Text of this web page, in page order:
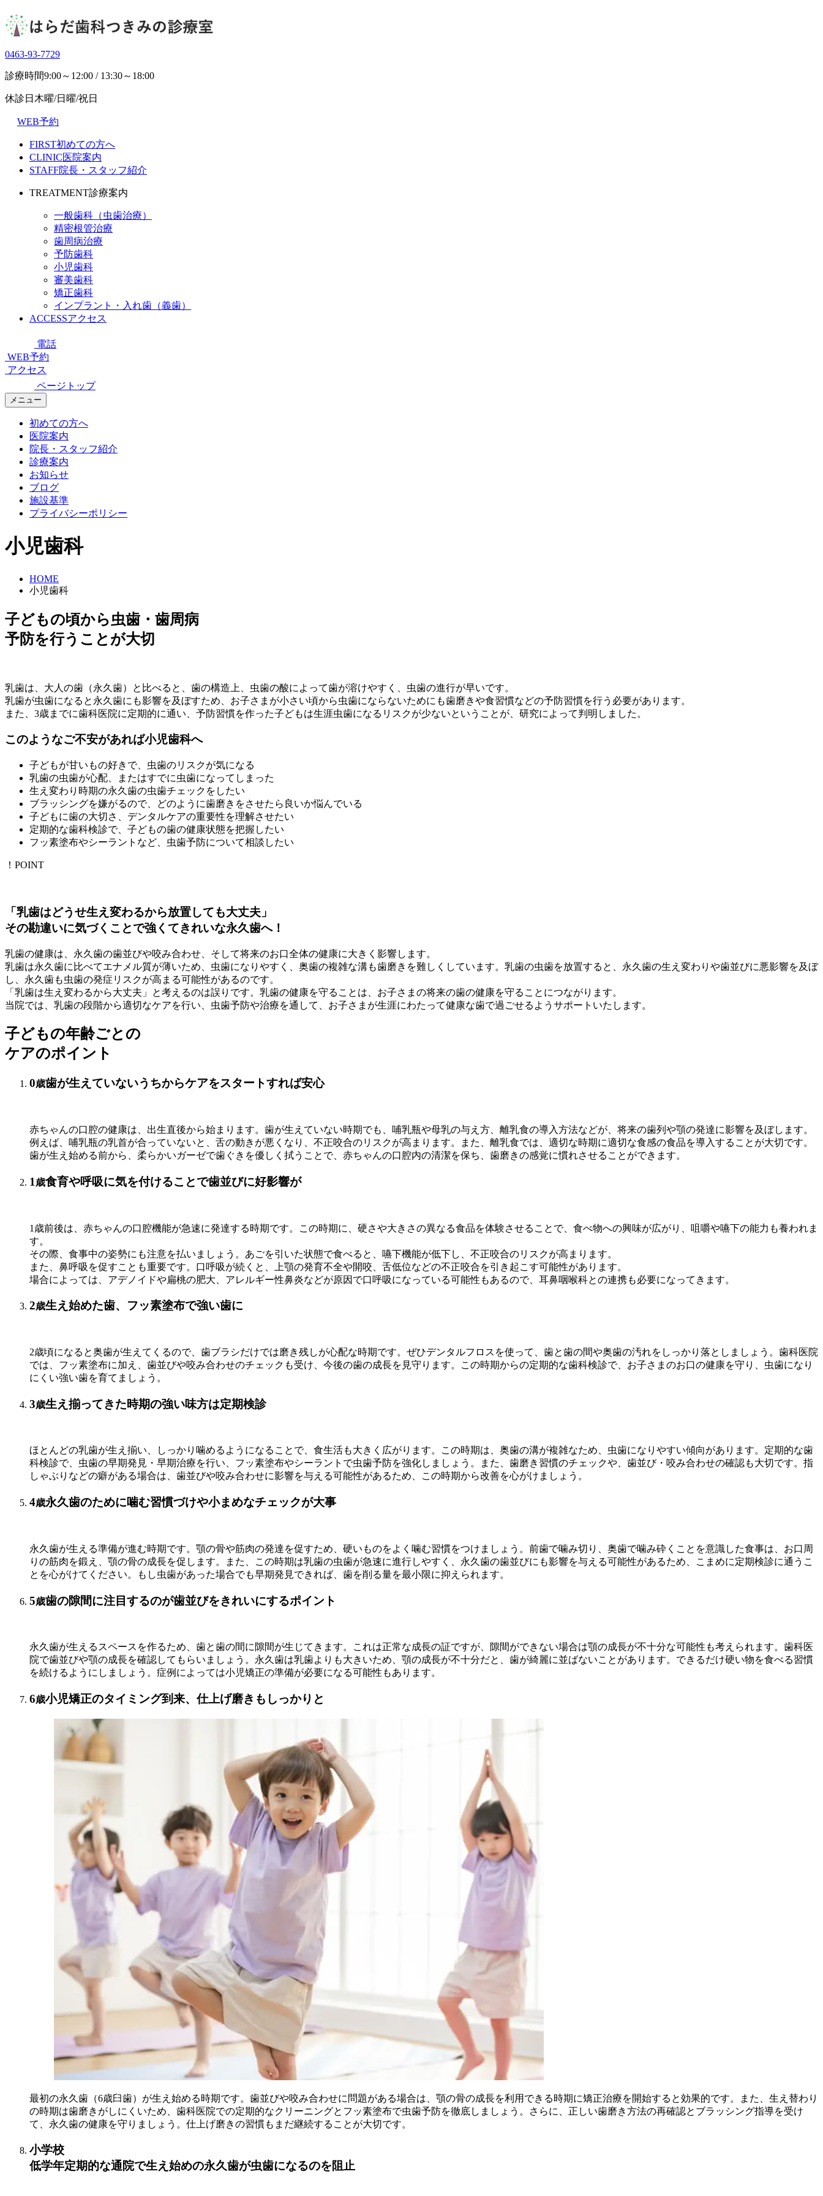
0463-93-7729
診療時間9:00～12:00 / 13:30～18:00
休診日 木曜/日曜/祝日
WEB予約
FIRST初めての方へ
CLINIC医院案内
STAFF院長・スタッフ紹介
TREATMENT診療案内
一般歯科（虫歯治療）
精密根管治療
歯周病治療
予防歯科
小児歯科
審美歯科
矯正歯科
インプラント・入れ歯（義歯）
ACCESSアクセス
電話
WEB予約
アクセス
ページトップ
メニュー
初めての方へ
医院案内
院長・スタッフ紹介
診療案内
お知らせ
ブログ
施設基準
プライバシーポリシー
小児歯科
HOME
小児歯科
子どもの頃から虫歯・歯周病
予防を行うことが大切
乳歯は、大人の歯（永久歯）と比べると、歯の構造上、虫歯の酸によって歯が溶けやすく、虫歯の進行が早いです。
乳歯が虫歯になると永久歯にも影響を及ぼすため、お子さまが小さい頃から虫歯にならないためにも歯磨きや食習慣などの予防習慣を行う必要があります。
また、3歳までに歯科医院に定期的に通い、予防習慣を作った子どもは生涯虫歯になるリスクが少ないということが、研究によって判明しました。
このようなご不安があれば小児歯科へ
子どもが甘いもの好きで、虫歯のリスクが気になる
乳歯の虫歯が心配、またはすでに虫歯になってしまった
生え変わり時期の永久歯の虫歯チェックをしたい
ブラッシングを嫌がるので、どのように歯磨きをさせたら良いか悩んでいる
子どもに歯の大切さ、デンタルケアの重要性を理解させたい
定期的な歯科検診で、子どもの歯の健康状態を把握したい
フッ素塗布やシーラントなど、虫歯予防について相談したい
！POINT
「乳歯はどうせ生え変わるから放置しても大丈夫」
その勘違いに気づくことで強くてきれいな永久歯へ！
乳歯の健康は、永久歯の歯並びや咬み合わせ、そして将来のお口全体の健康に大きく影響します。
乳歯は永久歯に比べてエナメル質が薄いため、虫歯になりやすく、奥歯の複雑な溝も歯磨きを難しくしています。乳歯の虫歯を放置すると、永久歯の生え変わりや歯並びに悪影響を及ぼ
し、永久歯も虫歯の発症リスクが高まる可能性があるのです。
「乳歯は生え変わるから大丈夫」と考えるのは誤りです。乳歯の健康を守ることは、お子さまの将来の歯の健康を守ることにつながります。
当院では、乳歯の段階から適切なケアを行い、虫歯予防や治療を通して、お子さまが生涯にわたって健康な歯で過ごせるようサポートいたします。
子どもの年齢ごとの
ケアのポイント
0歳歯が生えていないうちからケアをスタートすれば安心
赤ちゃんの口腔の健康は、出生直後から始まります。歯が生えていない時期でも、哺乳瓶や母乳の与え方、離乳食の導入方法などが、将来の歯列や顎の発達に影響を及ぼします。
例えば、哺乳瓶の乳首が合っていないと、舌の動きが悪くなり、不正咬合のリスクが高まります。また、離乳食では、適切な時期に適切な食感の食品を導入することが大切です。
歯が生え始める前から、柔らかいガーゼで歯ぐきを優しく拭うことで、赤ちゃんの口腔内の清潔を保ち、歯磨きの感覚に慣れさせることができます。
1 歳食育や呼吸に気を付けることで歯並びに好影響が
1歳前後は、赤ちゃんの口腔機能が急速に発達する時期です。この時期に、硬さや大きさの異なる食品を体験させることで、食べ物への興味が広がり、咀嚼や嚥下の能力も養われま
す。
その際、食事中の姿勢にも注意を払いましょう。あごを引いた状態で食べると、嚥下機能が低下し、不正咬合のリスクが高まります。
また、鼻呼吸を促すことも重要です。口呼吸が続くと、上顎の発育不全や開咬、舌低位などの不正咬合を引き起こす可能性があります。
場合によっては、アデノイドや扁桃の肥大、アレルギー性鼻炎などが原因で口呼吸になっている可能性もあるので、耳鼻咽喉科との連携も必要になってきます。
2歳生え始めた歯、フッ素塗布で強い歯に
2歳頃になると奥歯が生えてくるので、歯ブラシだけでは磨き残しが心配な時期です。ぜひデンタルフロスを使って、歯と歯の間や奥歯の汚れをしっかり落としましょう。歯科医院
では、フッ素塗布に加え、歯並びや咬み合わせのチェックも受け、今後の歯の成長を見守ります。この時期からの定期的な歯科検診で、お子さまのお口の健康を守り、虫歯になり
にくい強い歯を育てましょう。
3歳生え揃ってきた時期の強い味方は定期検診
ほとんどの乳歯が生え揃い、しっかり噛めるようになることで、食生活も大きく広がります。この時期は、奥歯の溝が複雑なため、虫歯になりやすい傾向があります。定期的な歯
科検診で、虫歯の早期発見・早期治療を行い、フッ素塗布やシーラントで虫歯予防を強化しましょう。また、歯磨き習慣のチェックや、歯並び・咬み合わせの確認も大切です。指
しゃぶりなどの癖がある場合は、歯並びや咬み合わせに影響を与える可能性があるため、この時期から改善を心がけましょう。
4歳永久歯のために噛む習慣づけや小まめなチェックが大事
永久歯が生える準備が進む時期です。顎の骨や筋肉の発達を促すため、硬いものをよく噛む習慣をつけましょう。前歯で噛み切り、奥歯で噛み砕くことを意識した食事は、お口周
りの筋肉を鍛え、顎の骨の成長を促します。また、この時期は乳歯の虫歯が急速に進行しやすく、永久歯の歯並びにも影響を与える可能性があるため、こまめに定期検診に通うこ
とを心がけてください。もし虫歯があった場合でも早期発見できれば、歯を削る量を最小限に抑えられます。
5歳歯の隙間に注目するのが歯並びをきれいにするポイント
永久歯が生えるスペースを作るため、歯と歯の間に隙間が生じてきます。これは正常な成長の証ですが、隙間ができない場合は顎の成長が不十分な可能性も考えられます。歯科医
院で歯並びや顎の成長を確認してもらいましょう。永久歯は乳歯よりも大きいため、顎の成長が不十分だと、歯が綺麗に並ばないことがあります。できるだけ硬い物を食べる習慣
を続けるようにしましょう。症例によっては小児矯正の準備が必要になる可能性もあります。
6歳小児矯正のタイミング到来、仕上げ磨きもしっかりと
最初の永久歯（6歳臼歯）が生え始める時期です。歯並びや咬み合わせに問題がある場合は、顎の骨の成長を利用できる時期に矯正治療を開始すると効果的です。また、生え替わり
の時期は歯磨きがしにくいため、歯科医院での定期的なクリーニングとフッ素塗布で虫歯予防を徹底しましょう。さらに、正しい歯磨き方法の再確認とブラッシング指導を受け
て、永久歯の健康を守りましょう。仕上げ磨きの習慣もまだ継続することが大切です。
小学校
低学年定期的な通院で生え始めの永久歯が虫歯になるのを阻止